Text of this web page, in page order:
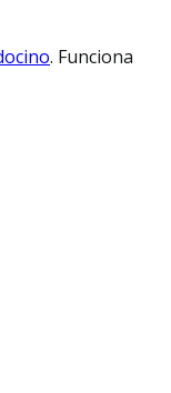
. Funciona